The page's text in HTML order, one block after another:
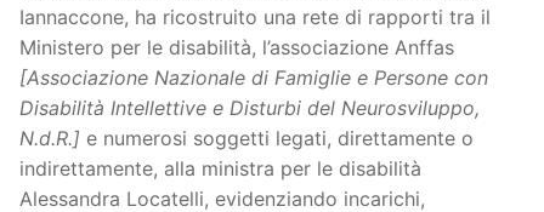
Iannaccone, ha ricostruito una rete di rapporti tra il
Ministero per le disabilità, l’associazione Anffas
[Associazione Nazionale di Famiglie e Persone con
Disabilità Intellettive e Disturbi del Neurosviluppo,
N.d.R.] e numerosi soggetti legati, direttamente o
indirettamente, alla ministra per le disabilità
Alessandra Locatelli, evidenziando incarichi,